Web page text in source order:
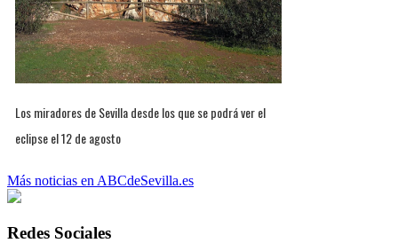
Los miradores de Sevilla desde los que se podrá ver el
eclipse el 12 de agosto
Más noticias en ABCdeSevilla.es
Redes Sociales